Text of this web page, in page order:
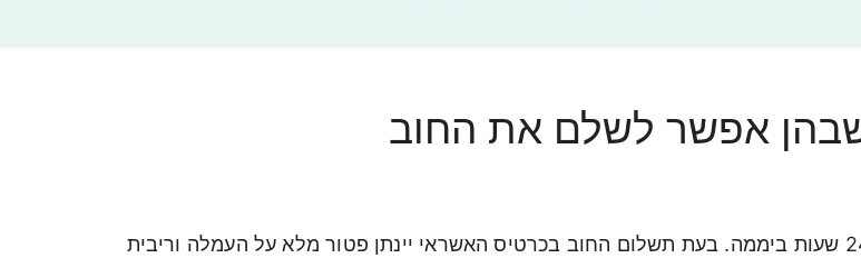
שבהן אפשר לשלם את החוב
ניתן לשלם באמצעות כרטיס אשראי 24 שעות ביממה. בעת תשלום החוב בכרטיס האשראי יינתן פטור מלא על העמלה וריבית